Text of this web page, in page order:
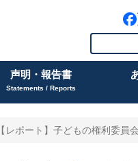
声明・報告書
Statements / Reports
【レポート】子どもの権利委員